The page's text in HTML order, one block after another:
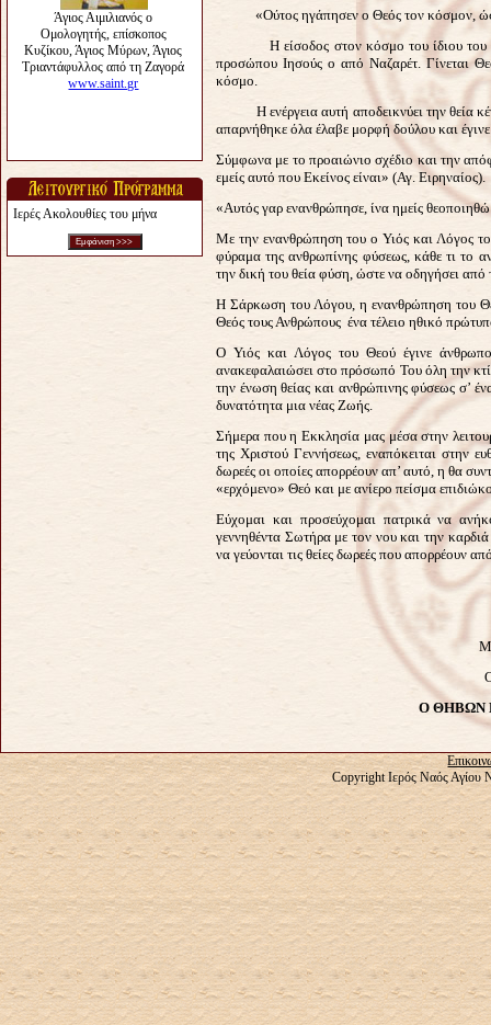
Ιερές Ακολουθίες του μήνα
«Ούτος ηγάπησεν ο Θεός τον κόσμον,
Η είσοδος στον κόσμο του ίδιου του
προσώπου Ιησούς ο από Ναζαρέτ. Γίνεται
κόσμο.
Η ενέργεια αυτή αποδεικνύει την θεία
απαρνήθηκε όλα έλαβε μορφή δούλου και
Σύμφωνα με το προαιώνιο σχέδιο και την
εμείς αυτό που Εκείνος είναι» (Αγ. Ειρηναίος).
«Αυτός γαρ ενανθρώπησε, ίνα ημείς
Με την ενανθρώπηση του ο Υιός και Λόγος
φύραμα της ανθρωπίνης φύσεως, κάθε τι το
την δική του θεία φύση, ώστε να οδηγήσει
Η Σάρκωση του Λόγου, η ενανθρώπηση του
Θεός τους Ανθρώπους ένα τέλειο ηθικό
Ο Υιός και Λόγος του Θεού έγινε
ανακεφαλαιώσει στο πρόσωπό Του όλη την
την ένωση θείας και ανθρώπινης φύσεως σ’
δυνατότητα μια νέας Ζωής.
Σήμερα που η Εκκλησία μας μέσα στην
της Χριστού Γεννήσεως, εναπόκειται στην
δωρεές οι οποίες απορρέουν απ’ αυτό, η θα
«ερχόμενο» Θεό και με ανίερο πείσμα
Εύχομαι και προσεύχομαι πατρικά να
γεννηθέντα Σωτήρα με τον νου και την
να γεύονται τις θείες δωρεές που απορρέουν
Ο ΘΗΒΩΝ
Copyright Ιερός Ναός Αγίου